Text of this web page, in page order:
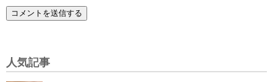
人気記事